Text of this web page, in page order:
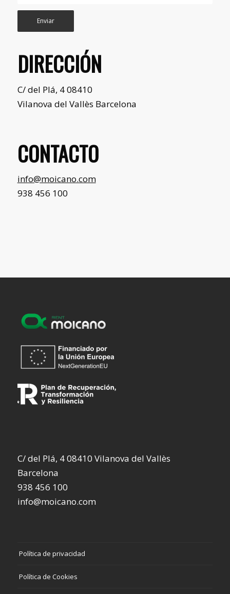
DIRECCIÓN
C/ del Plá, 4 08410
Vilanova del Vallès Barcelona
CONTACTO
info@moicano.com
938 456 100
C/ del Plá, 4 08410 Vilanova del Vallès
Barcelona
938 456 100
info@moicano.com
Política de privacidad
Política de Cookies